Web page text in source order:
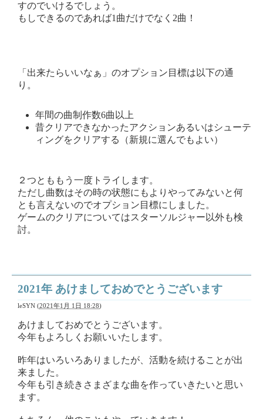
すのでいけるでしょう。
もしできるのであれば1曲だけでなく2曲！
「出来たらいいなぁ」のオプション目標は以下の通
り。
年間の曲制作数6曲以上
昔クリアできなかったアクションあるいはシューテ
ィングをクリアする（新規に選んでもよい）
２つとももう一度トライします。
ただし曲数はその時の状態にもよりやってみないと何
とも言えないのでオプション目標にしました。
ゲームのクリアについてはスターソルジャー以外も検
討。
2021年 あけましておめでとうございます
leSYN (2021年1月 1日 18:28)
あけましておめでとうございます。
今年もよろしくお願いいたします。
昨年はいろいろありましたが、活動を続けることが出
来ました。
今年も引き続きさまざまな曲を作っていきたいと思い
ます。